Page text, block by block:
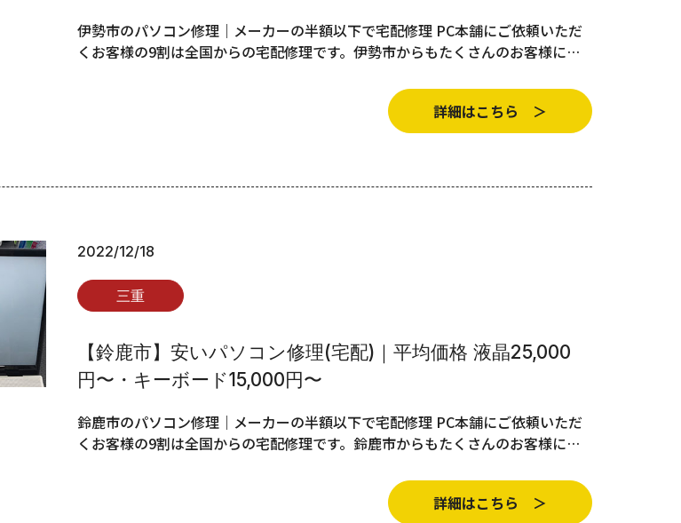
伊勢市のパソコン修理｜メーカーの半額以下で宅配修理 PC本舗にご依頼いただ
くお客様の9割は全国からの宅配修理です。伊勢市からもたくさんのお客様に…
詳細はこちら ＞
2022/12/18
三重
【鈴鹿市】安いパソコン修理(宅配)｜平均価格 液晶25,000
円〜・キーボード15,000円〜
鈴鹿市のパソコン修理｜メーカーの半額以下で宅配修理 PC本舗にご依頼いただ
くお客様の9割は全国からの宅配修理です。鈴鹿市からもたくさんのお客様に…
詳細はこちら ＞